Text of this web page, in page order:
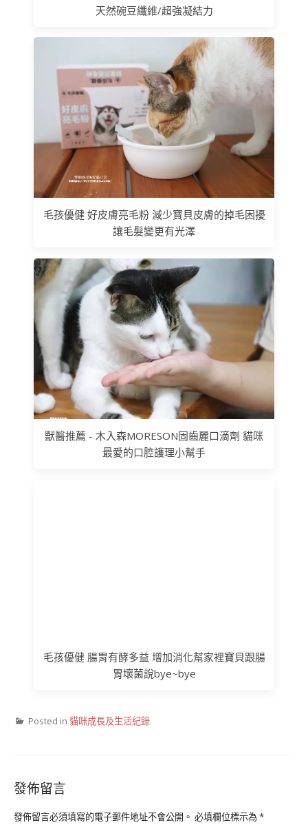
天然碗豆纖維/超強凝結力
毛孩優健 好皮膚亮毛粉 減少寶貝皮膚的掉毛困擾
讓毛髮變更有光澤
獸醫推薦 - 木入森MORESON固齒麗口滴劑 貓咪
最愛的口腔護理小幫手
毛孩優健 腸胃有酵多益 增加消化幫家裡寶貝跟腸
胃壞菌說bye~bye
Posted in 貓咪成長及生活紀錄
發佈留言
發佈留言必須填寫的電子郵件地址不會公開。 必填欄位標示為*